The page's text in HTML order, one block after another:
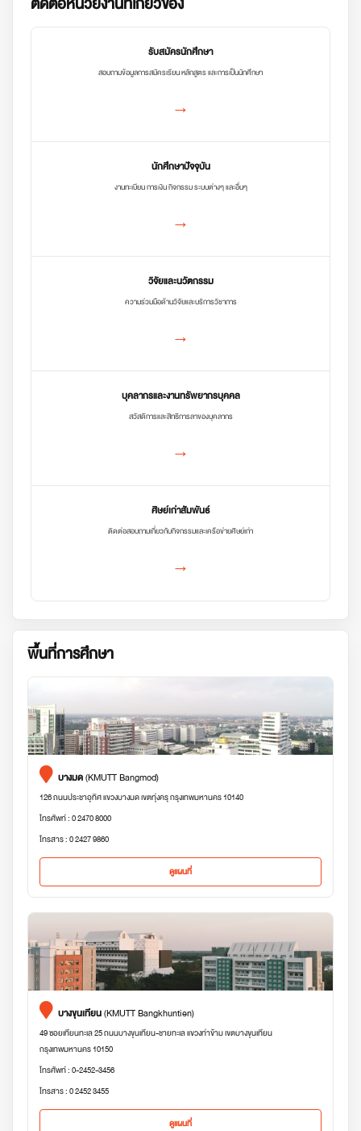
รับสมัครนักศึกษา
สอบถามข้อมูลการสมัครเรียน หลักสูตร และการเป็นนักศึกษา
→
นักศึกษาปัจจุบัน
งานทะเบียน การเงิน กิจกรรม ระบบต่างๆ และอื่นๆ
→
วิจัยและนวัตกรรม
ความร่วมมือด้านวิจัยและบริการวิชาการ
→
บุคลากรและงานทรัพยากรบุคคล
สวัสดิการและสิทธิการลาของบุคลากร
→
ศิษย์เก่าสัมพันธ์
ติดต่อสอบถามเกี่ยวกับกิจกรรมและเครือข่ายศิษย์เก่า
→
พื้นที่การศึกษา
บางมด(KMUTT Bangmod)
126 ถนนประชาอุทิศ แขวงบางมด เขตทุ่งครุ กรุงเทพมหานคร 10140
โทรศัพท์ : 0 2470 8000
โทรสาร : 0 2427 9860
ดูแผนที่
บางขุนเทียน(KMUTT Bangkhuntien)
49 ซอยเทียนทะเล 25 ถนนบางขุนเทียน-ชายทะเล แขวงท่าข้าม เขตบางขุนเทียน
กรุงเทพมหานคร 10150
โทรศัพท์ : 0-2452-3456
โทรสาร : 0 2452 3455
ดูแผนที่